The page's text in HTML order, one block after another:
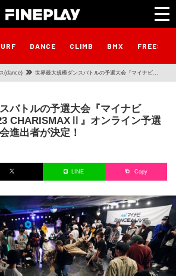
DANCE CLIMB BMX
(dance) 世界最大規模ダンスバトルの予選大会『マイナビ
より新たな決勝大会進出者が決定！
バトルの予選大会『マイナビ
CHARISMAXⅡ』オンライン予選
進出者が決定！
LINE Copy